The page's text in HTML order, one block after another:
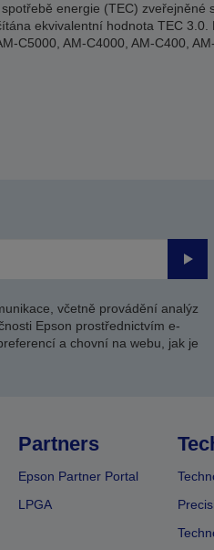
energie (TEC) zveřejněné
ekvivalentní hodnota TEC
C5000, AM-C4000, AM-C400,
včetně provádění analýz
Epson prostřednictvím e-
a chovní na webu, jak je
Partners
Epson Partner Portal
LPGA